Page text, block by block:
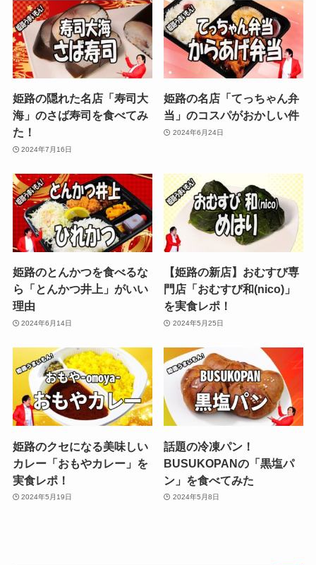
姫路の隠れた名店「寿司大
海」のさば寿司を食べてみ
た！
2024年7月16日
姫路の名店「てっちゃん弁
当」のコスパがおかしい件
2024年6月24日
姫路のとんかつを食べるな
ら「とんかつ井上」がいい
理由
2024年6月14日
【姫路の新店】おむすび専
門店「おむすび和(nico)」
を実食レポ！
2024年5月25日
姫路のクセになる美味しい
カレー「おもやカレー」を
実食レポ！
2024年5月19日
話題の冷凍パン！
BUSUKOPANの「黒塩パ
ン」を食べてみた
2024年5月8日